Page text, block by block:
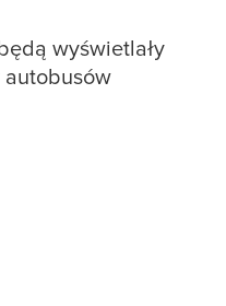
wyświetlały
autobusów